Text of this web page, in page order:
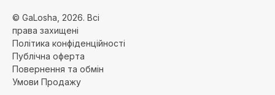
© GaLosha, 2026. Всі
права захищені
Політика конфіденційності
Публічна оферта
Повернення та обмін
Умови Продажу